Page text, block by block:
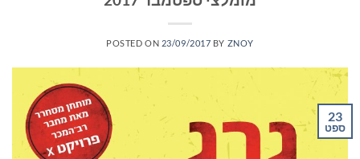
POSTED ON 23/09/2017 BY ZNOY
23
ספט